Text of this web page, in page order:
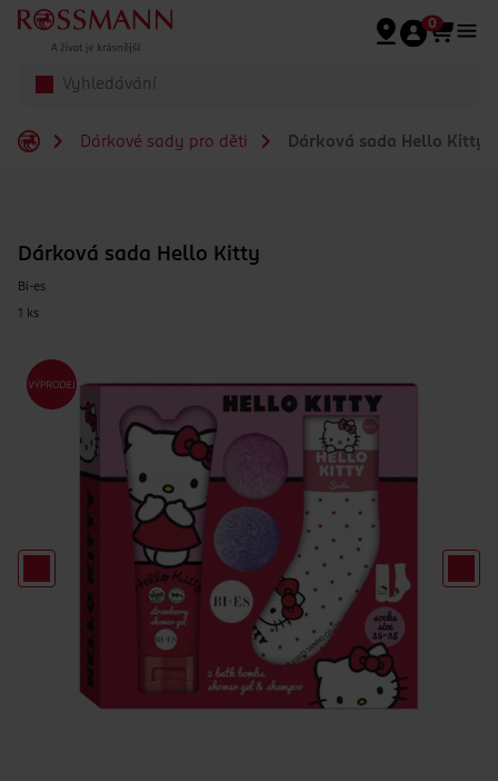
Přeskočit na hlavmní obsah
0
Dárkové sady pro děti Dárková sada Hello Kitty
Dárková sada Hello Kitty
Bi-es
1 ks